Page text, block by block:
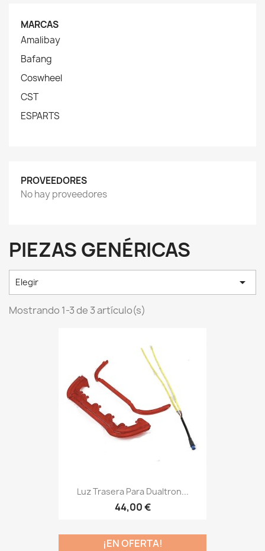
MARCAS
Amalibay
Bafang
Coswheel
CST
ESPARTS
PROVEEDORES
No hay proveedores
PIEZAS GENÉRICAS
Elegir 
Mostrando 1-3 de 3 artículo(s)
Luz Trasera Para Dualtron...
44,00 €
¡EN OFERTA!